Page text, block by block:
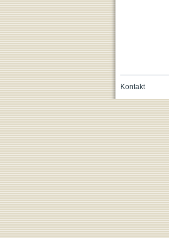
Kontakt